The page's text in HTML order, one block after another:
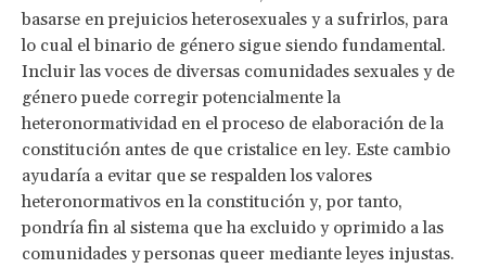
basarse en prejuicios heterosexuales y a sufrirlos, para
lo cual el binario de género sigue siendo fundamental.
Incluir las voces de diversas comunidades sexuales y de
género puede corregir potencialmente la
heteronormatividad en el proceso de elaboración de la
constitución antes de que cristalice en ley. Este cambio
ayudaría a evitar que se respalden los valores
heteronormativos en la constitución y, por tanto,
pondría fin al sistema que ha excluido y oprimido a las
comunidades y personas queer mediante leyes injustas.